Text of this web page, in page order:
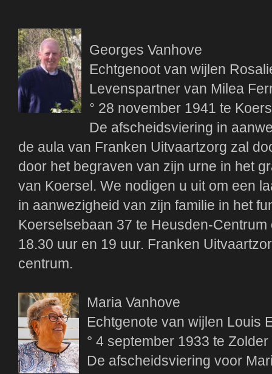
Georges Vanhove
Echtgenoot van wijlen
Levenspartner van Milea
° 28 november 1941 te
De afscheidsviering in
de aula van Franken Uitvaartzorg zal
door het begraven van zijn urne in het
van Koersel. We nodigen u uit om een
in aanwezigheid van zijn familie in het
Koerselsebaan 37 te Heusden-
18.30 uur en 19 uur. Franken
centrum.
Maria Vanhove
Echtgenote van wijlen Louis
° 4 september 1933 te
De afscheidsviering voor